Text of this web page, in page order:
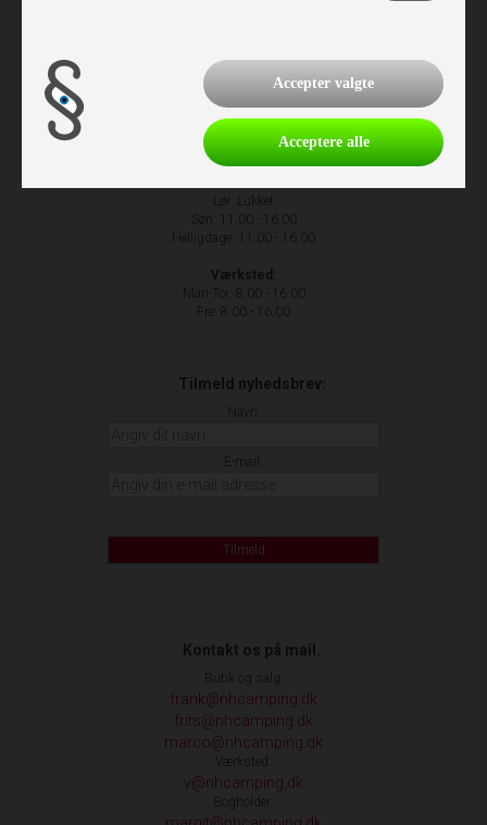
Åbningstider
Lør: Lukket
Søn: 11.00 - 16.00
Helligdage: 11.00 - 16.00
Værksted:
Man-Tor: 8.00 - 16.00
Fre: 8.00 - 16.00
Tilmeld nyhedsbrev:
Navn:
E-mail:
Tilmeld
Kontakt os på mail.
Butik og salg:
frank@nhcamping.dk
frits@nhcamping.dk
marco@nhcamping.dk
Værksted:
v@nhcamping.dk
Bogholder:
Accepter valgte
Acceptere alle